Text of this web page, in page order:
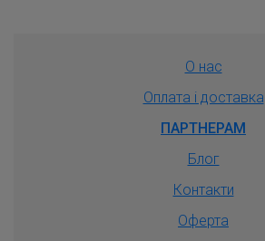
О нас
Оплата і доставка
ПАРТНЕРАМ
Блог
Контакти
Оферта